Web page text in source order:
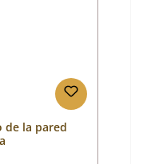
de la pared